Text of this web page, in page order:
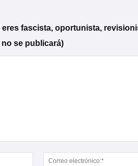
eres fascista, oportunista,
se publicará)
Nombre:*